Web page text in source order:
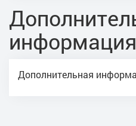
информация
Дополнительная